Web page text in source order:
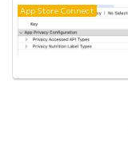
App Store Connect